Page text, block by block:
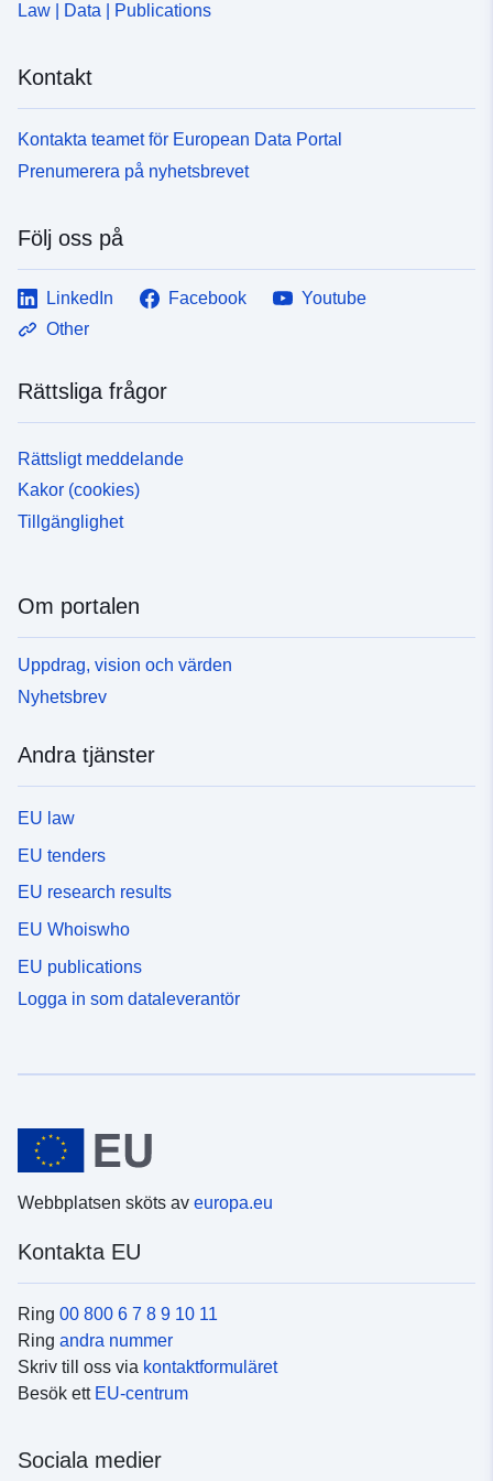
Identifierare:
None
Tidsperiod:
01 June 2007
- 30 August 2007
Law | Data | Publications
Kontakt
Kontakta teamet för European Data Portal
Prenumerera på nyhetsbrevet
Följ oss på
LinkedIn Facebook
Youtube
Other
Rättsliga frågor
Rättsligt meddelande
Kakor (cookies)
Tillgänglighet
Om portalen
Uppdrag, vision och värden
Nyhetsbrev
Andra tjänster
EU law
EU tenders
EU research results
EU Whoiswho
EU publications
Logga in som dataleverantör
Webbplatsen sköts av europa.eu
Kontakta EU
Ring 00 800 6 7 8 9 10 11
Ring andra nummer
Skriv till oss via kontaktformuläret
Besök ett EU-centrum
Sociala medier